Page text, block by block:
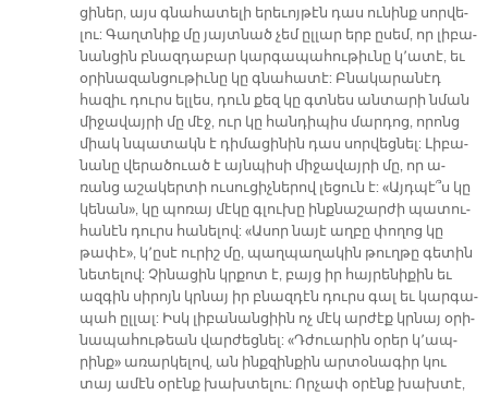
ցի­ներ, այս գնա­հա­տե­լի ե­րե­ւոյ­թէն դաս ու­նինք սոր­վե­
լու: Գաղտ­նիք մը յայտ­նած չեմ ըլ­լար երբ ը­սեմ, որ լի­բա­
նան­ցին բնազ­դա­բար կար­գա­պա­հու­թիւ­նը կ՚ա­տէ, եւ
օ­րի­նա­զան­ցու­թիւ­նը կը գնա­հա­տէ: Բնա­կա­րան­էդ
հազ­իւ դուրս ելլ­ես, դուն քեզ կը գտնես ան­տար­ի նման
մի­ջա­վայր­ի մը մէջ, ուր կը հան­դիպ­իս մար­դոց, որ­ոնց
միակ նպա­տակն է դի­մա­ցին­ին դաս ս­­որվ­եցն­ել: Լի­բա­
նան­ը վե­րա­ծուած է այն­պիս­ի մի­ջա­վայր­ի մը, որ ա­
ռանց ա­շա­կերտ­ի ուս­ուց­իչն­եր­ով լեց­ուն է: «Այդպ­է՞ս կը
կե­նան», կը պո­ռայ մ­­էկ­ը գլուխ­ը ինք­նա­շարժ­ի պատ­ու­
հա­նէն դուրս հան­ել­ով: «Ա­սոր նայ­է աղբ­ը փող­ոց կը
թափ­է», կ՚ը­սէ ուր­իշ մը, պաղ­պա­ղակ­ին թուղթ­ը գետ­ին
նետ­ել­ով: Չի­նա­ցին կրքոտ է, բայց իր հայր­են­իք­ին եւ
ազգ­ին սիր­ոյն կրնայ իր բնազ­դէն դուրս գալ եւ կար­գա­
պահ ըլ­լալ: Իսկ լի­բա­նանց­իին ոչ մէկ ար­ժէք կրնայ օր­ի­
նա­պահ­ութ­եան վար­ժեցն­ել: «Դժուա­րին օ­րե­ր կ­՚ապ­
րինք» ա­ռար­կե­լո­վ, ան ի­նքզի­նքի­ն ար­տօ­նա­գիր կու
տայ ա­մէն օ­րէ­նք խախ­տե­լու: Որ­չափ օ­րէ­նք խախ­տէ­,